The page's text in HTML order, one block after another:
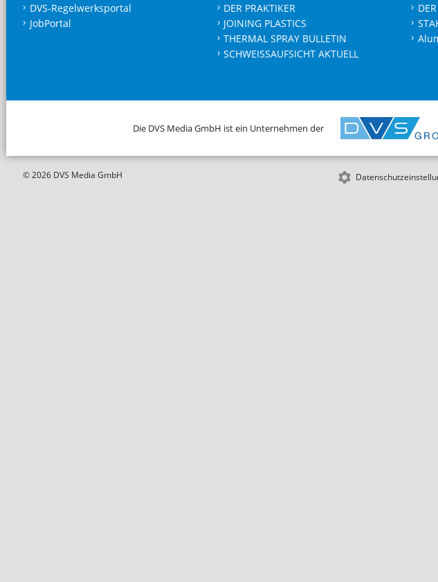
DVS-Regelwerksportal
JobPortal
DER PRAKTIKER
JOINING PLASTICS
THERMAL SPRAY BULLETIN
SCHWEISSAUFSICHT AKTUELL
Die DVS Media GmbH ist ein Unternehmen der
© 2026 DVS Media GmbH